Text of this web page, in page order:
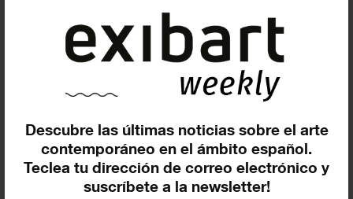
Descubre las últimas noticias sobre el arte
contemporáneo en el ámbito español.
Teclea tu dirección de correo electrónico y
suscríbete a la newsletter!
Artistas de ‘In Minor Keys’
denuncian públicamente a la
Biennale di Venezia por ignorar su
demanda de exclusión de los
premios populares